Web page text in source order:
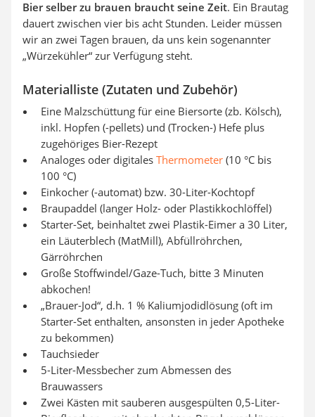
Bier selber zu brauen braucht seine Zeit. Ein Brautag
dauert zwischen vier bis acht Stunden. Leider müssen
wir an zwei Tagen brauen, da uns kein sogenannter
„Würzekühler“ zur Verfügung steht.
Materialliste (Zutaten und Zubehör)
Eine Malzschüttung für eine Biersorte (zb. Kölsch),
inkl. Hopfen (-pellets) und (Trocken-) Hefe plus
zugehöriges Bier-Rezept
Analoges oder digitales Thermometer (10 °C bis
100 °C)
Einkocher (-automat) bzw. 30-Liter-Kochtopf
Braupaddel (langer Holz- oder Plastikkochlöffel)
Starter-Set, beinhaltet zwei Plastik-Eimer a 30 Liter,
ein Läuterblech (MatMill), Abfüllröhrchen,
Gärröhrchen
Große Stoffwindel/Gaze-Tuch, bitte 3 Minuten
abkochen!
„Brauer-Jod“, d.h. 1 % Kaliumjodidlösung (oft im
Starter-Set enthalten, ansonsten in jeder Apotheke
zu bekommen)
Tauchsieder
5-Liter-Messbecher zum Abmessen des
Brauwassers
Zwei Kästen mit sauberen ausgespülten 0,5-Liter-